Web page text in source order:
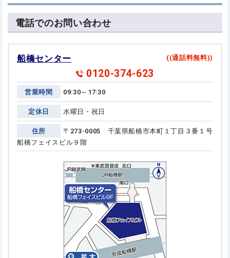
電話でのお問い合わせ
船橋センター ((通話料無料))
0120-374-623
営業時間 09:30～17:30
定休日 水曜日・祝日
住所
〒273-0005 千葉県船橋市本町１丁目３番１号
船橋フェイスビル９階